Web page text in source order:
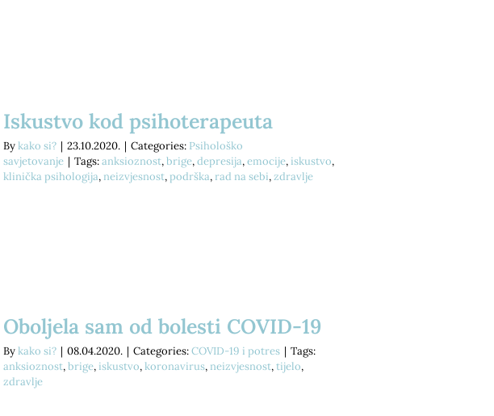
Iskustvo kod psihoterapeuta
Bykako si? | 23.10.2020. | Categories: Psihološko
savjetovanje | Tags:anksioznost,brige,depresija,emocije, iskustvo,
klinička psihologija, neizvjesnost, podrška, rad na sebi,zdravlje
Oboljela sam od bolesti COVID-19
Bykako si? | 08.04.2020. | Categories:COVID-19 i potres | Tags:
anksioznost,brige, iskustvo,koronavirus, neizvjesnost,tijelo,
zdravlje